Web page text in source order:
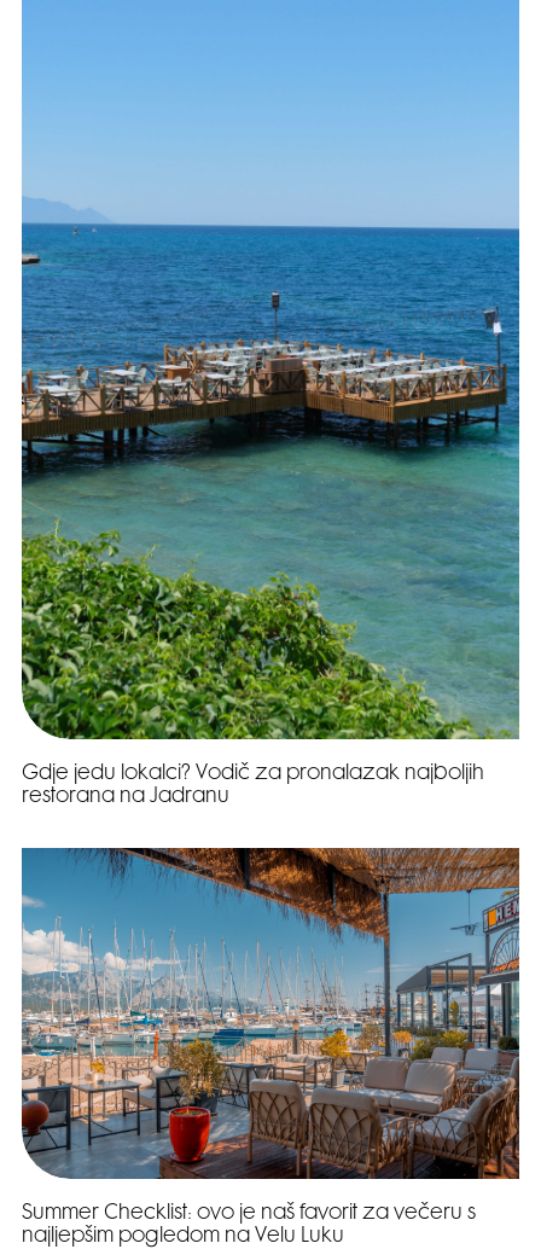
Gdje jedu lokalci? Vodič za pronalazak najboljih
restorana na Jadranu
Summer Checklist: ovo je naš favorit za večeru s
najljepšim pogledom na Velu Luku